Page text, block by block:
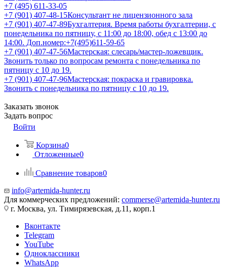
+7 (495) 611-33-05
+7 (901) 407-48-15Консультант не лицензионного зала
+7 (901) 407-47-89Бухгалтерия. Время работы бухгалтерии, с
понедельника по пятницу, с 11:00 до 18:00, обед с 13:00 до
14:00. Доп.номер:+7(495)611-59-65
+7 (901) 407-47-56Мастерская: слесарь/мастер-ложевщик.
Звонить только по вопросам ремонта с понедельника по
пятницу с 10 до 19.
+7 (901) 407-47-96Мастерская: покраска и гравировка.
Звонить с понедельника по пятницу с 10 до 19.
Заказать звонок
Задать вопрос
Войти
Корзина0
Отложенные0
Сравнение товаров0
info@artemida-hunter.ru
Для коммерческих предложений: commerse@artemida-hunter.ru
г. Москва, ул. Тимирязевская, д.11, корп.1
Вконтакте
Telegram
YouTube
Одноклассники
WhatsApp